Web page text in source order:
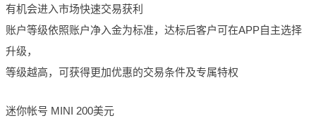
有机会进入市场快速交易获利
账户等级依照账户净入金为标准，达标后客户可在APP自主选择
升级，
等级越高，可获得更加优惠的交易条件及专属特权
迷你帐号 MINI 200美元